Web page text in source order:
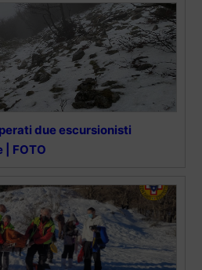
due escursionisti
| FOTO